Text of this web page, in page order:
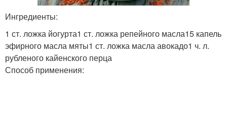
Ингредиенты:
1 ст. ложка йогурта1 ст. ложка репейного масла15 капель
эфирного масла мяты1 ст. ложка масла авокадо1 ч. л.
рубленого кайенского перца
Способ применения: